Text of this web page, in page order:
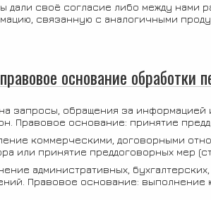
дали своё согласие либо между нами
связанную с аналогичными
основание обработки
запросы, обращения за
Правовое основание: принятие
коммерческими, договорными
или принятие преддоговорных мер
административных,
Правовое основание: выполнение